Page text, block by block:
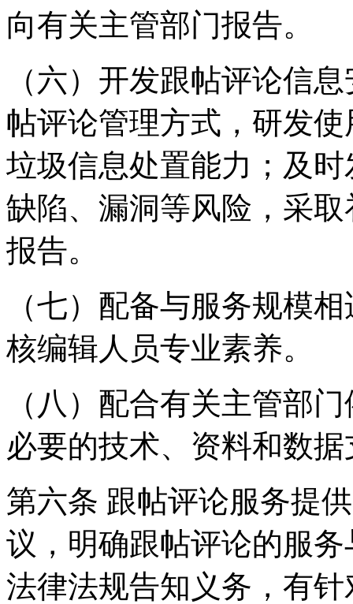
向有关主管部门报告。
（六）开发跟帖评论信
帖评论管理方式，研发
垃圾信息处置能力；及
缺陷、漏洞等风险，采
报告。
（七）配备与服务规模
核编辑人员专业素养。
（八）配合有关主管部
必要的技术、资料和数
第六条 跟帖评论服务提
议，明确跟帖评论的服
法律法规告知义务，有